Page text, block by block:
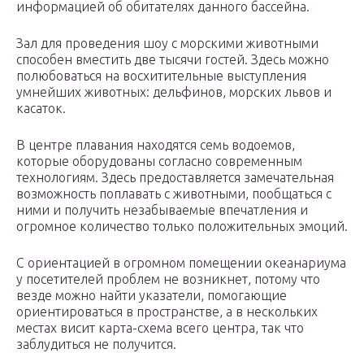
информацией об обитателях данного бассейна.
Зал для проведения шоу с морскими животными
способен вместить две тысячи гостей. Здесь можно
полюбоваться на восхитительные выступления
умнейших животных: дельфинов, морских львов и
касаток.
В центре плавания находятся семь водоемов,
которые оборудованы согласно современным
технологиям. Здесь предоставляется замечательная
возможность поплавать с животными, пообщаться с
ними и получить незабываемые впечатления и
огромное количество только положительных эмоций.
С ориентацией в огромном помещении океанариума
у посетителей проблем не возникнет, потому что
везде можно найти указатели, помогающие
ориентироваться в пространстве, а в нескольких
местах висит карта-схема всего центра, так что
заблудиться не получится.